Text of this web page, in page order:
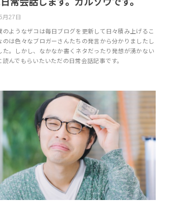
常会話します。ガルゾウです。
月27日
のようなザコは毎日ブログを更新して日々積み上げるこ
のは色々なブロガーさんたちの発言から分かりましたし
た。しかし、なかなか書くネタだったり発想が湧かない
読んでもらいたいただの日常会話記事です。